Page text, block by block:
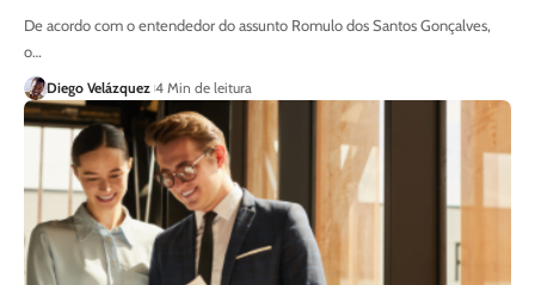
De acordo com o entendedor do assunto Romulo dos Santos Gonçalves,
o…
Diego Velázquez 4 Min de leitura